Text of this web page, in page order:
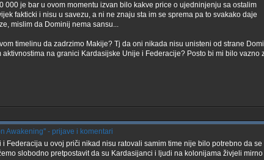
000 je bar u ovom momentu izvan bilo kakve price o ujedninjenju sa ostalim
fakticki i nisu u savezu, a ni ne znaju sta im se sprema pa to svakako daje
mislim da Dominij nema sansu...
timelinu da zadrzimo Makije? Tj da oni nikada nisu unisteni od strane
na granici Kardasijske Unije i Federacije? Posto bi mi bilo vazno
Awakening'' - prijave i komentari
i Federacija u ovoj priči nikad nisu ratovali samim time nije bilo potrebno da se
slobodno pretpostavit da su Kardasijanci i ljudi na kolonijama živjeli mirno